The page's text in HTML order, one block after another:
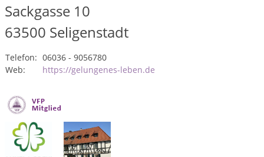
Sackgasse 10
63500 Seligenstadt
Telefon: 06036 - 9056780
Web:
https://gelungenes-leben.de